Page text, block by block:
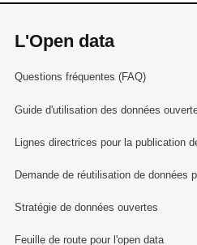
L'Open data
Questions fréquentes (FAQ)
Guide d'utilisation des données
Lignes directrices pour la publication
Demande de réutilisation de données
Stratégie de données ouvertes
Feuille de route pour l'open data